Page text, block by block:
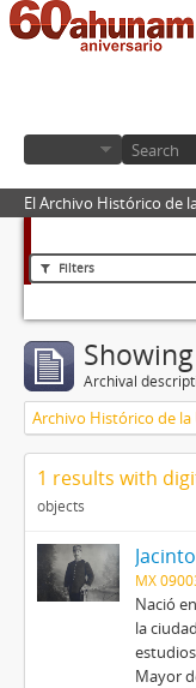
El Archivo Histórico de
Filters
Archival
Archivo Histórico de la
1 results with
objects
MX
Nació
la
Mayor